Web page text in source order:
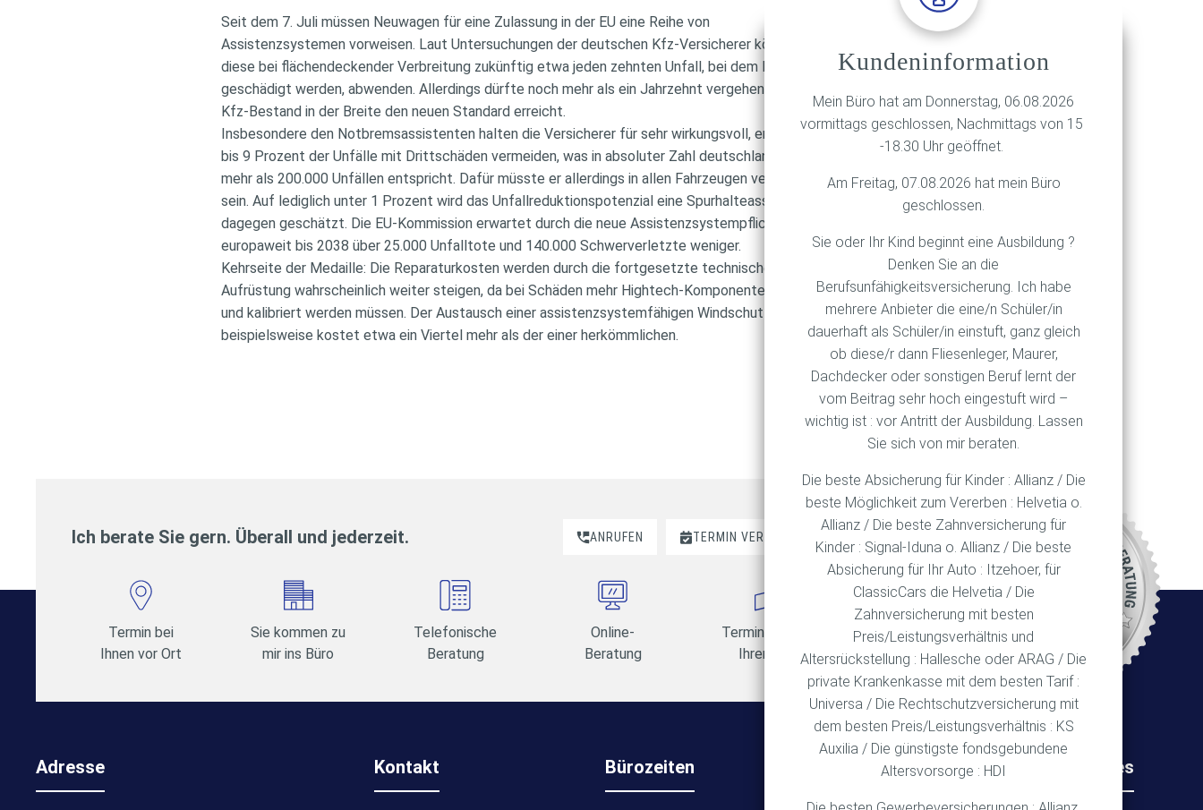
Seit dem 7. Juli müssen Neuwagen für eine Zulassung in der EU eine Reihe von
Assistenzsystemen vorweisen. Laut Untersuchungen der deutschen Kfz-Versicherer könnten
diese bei flächendeckender Verbreitung zukünftig etwa jeden zehnten Unfall, bei dem Dritte
geschädigt werden, abwenden. Allerdings dürfte noch mehr als ein Jahrzehnt vergehen, bis der
Kfz-Bestand in der Breite den neuen Standard erreicht.
Insbesondere den Notbremsassistenten halten die Versicherer für sehr wirkungsvoll, er könne 8
bis 9 Prozent der Unfälle mit Drittschäden vermeiden, was in absoluter Zahl deutschlandweit
mehr als 200.000 Unfällen entspricht. Dafür müsste er allerdings in allen Fahrzeugen verbaut
sein. Auf lediglich unter 1 Prozent wird das Unfallreduktionspotenzial eine Spurhalteassistenten
dagegen geschätzt. Die EU-Kommission erwartet durch die neue Assistenzsystempflicht
europaweit bis 2038 über 25.000 Unfalltote und 140.000 Schwerverletzte weniger.
Kehrseite der Medaille: Die Reparaturkosten werden durch die fortgesetzte technische
Aufrüstung wahrscheinlich weiter steigen, da bei Schäden mehr Hightech-Komponenten ersetzt
und kalibriert werden müssen. Der Austausch einer assistenzsystemfähigen Windschutzscheibe
beispielsweise kostet etwa ein Viertel mehr als der einer herkömmlichen.
Kundeninformation
Mein Büro hat am Donnerstag, 06.08.2026
vormittags geschlossen, Nachmittags von 15
-18.30 Uhr geöffnet.
Am Freitag, 07.08.2026 hat mein Büro
geschlossen.
Sie oder Ihr Kind beginnt eine Ausbildung ?
Denken Sie an die
Berufsunfähigkeitsversicherung. Ich habe
mehrere Anbieter die eine/n Schüler/in
dauerhaft als Schüler/in einstuft, ganz gleich
ob diese/r dann Fliesenleger, Maurer,
Dachdecker oder sonstigen Beruf lernt der
vom Beitrag sehr hoch eingestuft wird –
wichtig ist : vor Antritt der Ausbildung. Lassen
Sie sich von mir beraten.
Die beste Absicherung für Kinder : Allianz / Die
beste Möglichkeit zum Vererben : Helvetia o.
Allianz / Die beste Zahnversicherung für
Kinder : Signal-Iduna o. Allianz / Die beste
Absicherung für Ihr Auto : Itzehoer, für
ClassicCars die Helvetia / Die
Zahnversicherung mit besten
Preis/Leistungsverhältnis und
Altersrückstellung : Hallesche oder ARAG / Die
private Krankenkasse mit dem besten Tarif :
Universa / Die Rechtschutzversicherung mit
dem besten Preis/Leistungsverhältnis : KS
Auxilia / Die günstigste fondsgebundene
Altersvorsorge : HDI
Ich berate Sie gern. Überall und jederzeit. ANRUFEN TERMIN VEREINBAREN
Termin bei
Ihnen vor Ort
Sie kommen zu
mir ins Büro
Telefonische
Beratung
Online-
Beratung
Termine am Ort
Ihrer Wahl
Adresse Kontakt Bürozeiten Rechtliches Wichtiges